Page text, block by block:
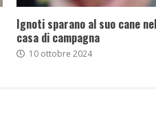
Ignoti sparano al suo cane
casa di campagna
10 ottobre 2024